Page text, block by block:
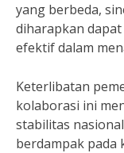
yang berbeda,
diharapkan
efektif dalam
Keterlibatan
kolaborasi ini
stabilitas
berdampak pada